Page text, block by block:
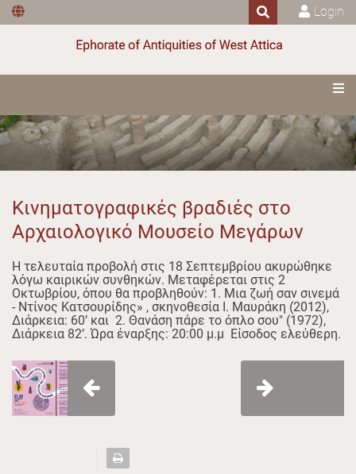
Login
Κινηματογραφικές βραδιές στο
Αρχαιολογικό Μουσείο Μεγάρων
Η τελευταία προβολή στις 18 Σεπτεμβρίου ακυρώθηκε
λόγω καιρικών συνθηκών. Μεταφέρεται στις 2
Οκτωβρίου, όπου θα προβληθούν: 1. Μια ζωή σαν σινεμά
- Ντίνος Κατσουρίδης» , σκηνοθεσία Ι. Μαυράκη (2012),
Διάρκεια: 60’ και 2. Θανάση πάρε το όπλο σου" (1972),
Διάρκεια 82’. Ώρα έναρξης: 20:00 μ.μ Είσοδος ελεύθερη.